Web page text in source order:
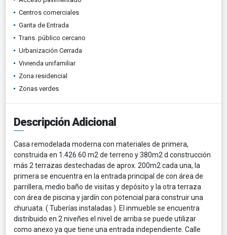
Centros comerciales
Garita de Entrada
Trans. público cercano
Urbanización Cerrada
Vivienda unifamiliar
Zona residencial
Zonas verdes
Descripción Adicional
Casa remodelada moderna con materiales de primera,
construida en 1.426.60 m2 de terreno y 380m2 d construcción
más 2 terrazas destechadas de aprox. 200m2 cada una, la
primera se encuentra en la entrada principal de con área de
parrillera, medio baño de visitas y depósito y la otra terraza
con área de piscina y jardín con potencial para construir una
churuata. ( Tuberías instaladas ). El inmueble se encuentra
distribuido en 2 niveñes el nivel de arriba se puede utilizar
como anexo ya que tiene una entrada independiente. Calle